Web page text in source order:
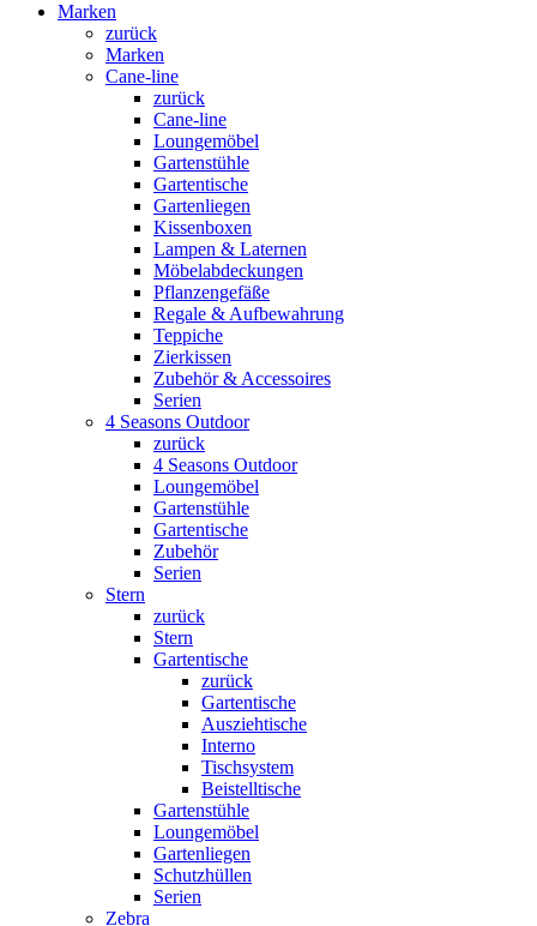
Marken
zurück
Marken
Cane-line
zurück
Cane-line
Loungemöbel
Gartenstühle
Gartentische
Gartenliegen
Kissenboxen
Lampen & Laternen
Möbelabdeckungen
Pflanzengefäße
Regale & Aufbewahrung
Teppiche
Zierkissen
Zubehör & Accessoires
Serien
4 Seasons Outdoor
zurück
4 Seasons Outdoor
Loungemöbel
Gartenstühle
Gartentische
Zubehör
Serien
Stern
zurück
Stern
Gartentische
zurück
Gartentische
Ausziehtische
Interno
Tischsystem
Beistelltische
Gartenstühle
Loungemöbel
Gartenliegen
Schutzhüllen
Serien
Zebra